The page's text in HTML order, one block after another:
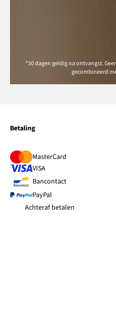
*30 dagen geldig na ontvangst.
gecombineerd
Betaling
MasterCard
VISA
Bancontact
PayPal
Achteraf betalen